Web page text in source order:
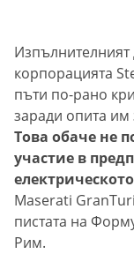
Изпълнителният
корпорацията
пъти по-рано
заради опита им
Това обаче не
участие в
Maserati
пистата на
Рим.